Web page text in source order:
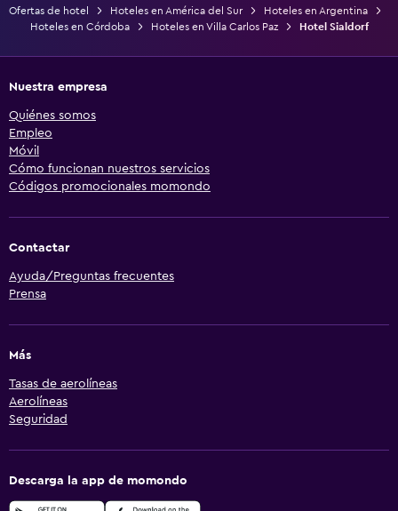
Ofertas de hotel Hoteles en América del Sur
Hoteles en Argentina
Hoteles en Córdoba
Hoteles en Villa Carlos Paz Hotel Sialdorf
Nuestra empresa
Quiénes somos
Empleo
Móvil
Cómo funcionan nuestros servicios
Códigos promocionales momondo
Contactar
Ayuda/Preguntas frecuentes
Prensa
Más
Tasas de aerolíneas
Aerolíneas
Seguridad
Descarga la app de momondo